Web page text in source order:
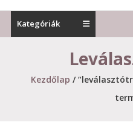
Kategóriák
Kezdőlap /